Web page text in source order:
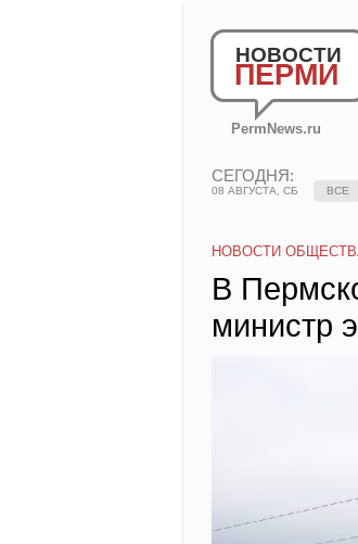
НОВОСТИ
ПЕРМИ
PermNews.ru
СЕГОДНЯ:
08 АВГУСТА, СБ ВСЕ
НОВОСТИ
В
министр